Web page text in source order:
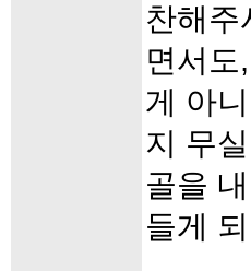
찬해주
면서
게 아
지 무
골을
들게